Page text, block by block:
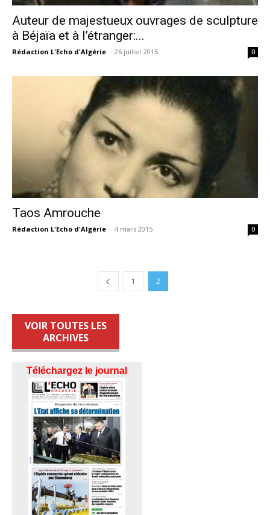
Auteur de majestueux ouvrages de sculpture
à Béjaïa et à l’étranger:...
Rédaction L'Echo d'Algérie - 26 juillet 2015 0
Taos Amrouche
Rédaction L'Echo d'Algérie - 4 mars 2015 0
1 2
VOIR TOUTES LES
ARCHIVES